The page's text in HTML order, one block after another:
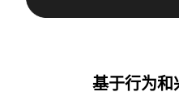
基于行为和